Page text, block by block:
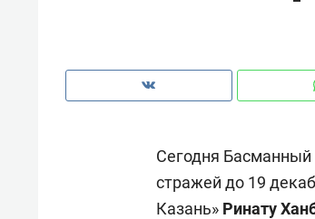
Сегодня
стражей до 19
Казань» Ринату